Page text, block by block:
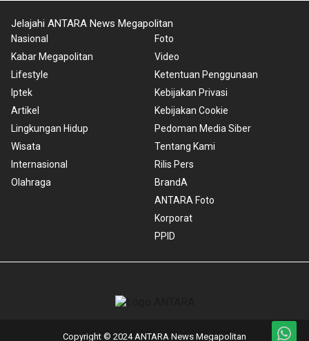
Jelajahi ANTARA News Megapolitan
Nasional
Kabar Megapolitan
Lifestyle
Iptek
Artikel
Lingkungan Hidup
Wisata
Internasional
Olahraga
Foto
Video
Ketentuan Penggunaan
Kebijakan Privasi
Kebijakan Cookie
Pedoman Media Siber
Tentang Kami
Rilis Pers
BrandA
ANTARA Foto
Korporat
PPID
Copyright © 2024 ANTARA News Megapolitan